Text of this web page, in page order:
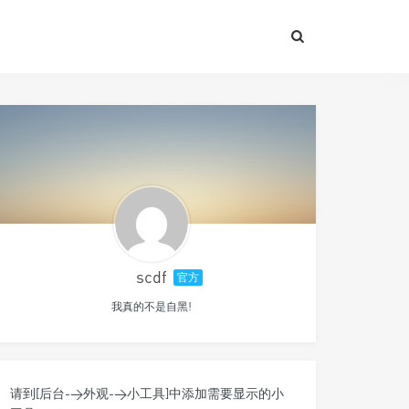
scdf 官方
我真的不是自黑!
请到[后台->外观->小工具]中添加需要显示的小